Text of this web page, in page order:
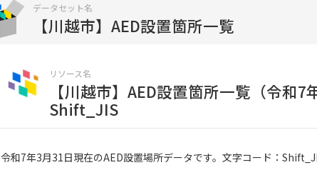
データセット名
【川越市】AED設置箇所一覧
リソース名
【川越市】AED設置箇所一覧（令和7
Shift_JIS
令和7年3月31日現在のAED設置場所データです。文字コード：